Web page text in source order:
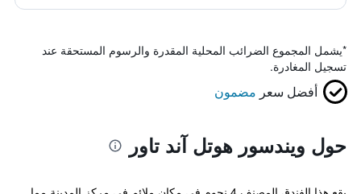
*يشمل المجموع الضرائب المحلية المقدرة والرسوم المستحقة عند
تسجيل المغادرة.
أفضل سعر مضمون
حول ويندسور هوتل آند تاور